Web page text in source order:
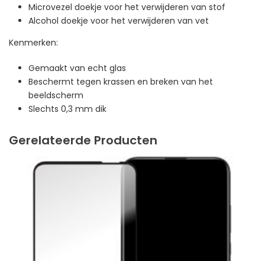
Microvezel doekje voor het verwijderen van stof
Alcohol doekje voor het verwijderen van vet
Kenmerken:
Gemaakt van echt glas
Beschermt tegen krassen en breken van het
beeldscherm
Slechts 0,3 mm dik
Gerelateerde Producten